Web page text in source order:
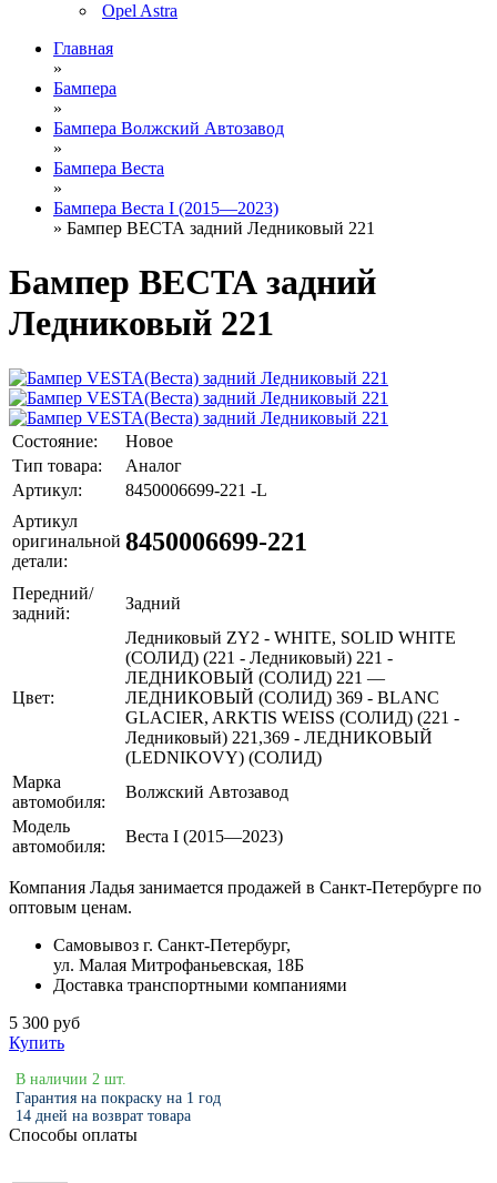
Opel Astra
Главная
»
Бампера
»
Бампера Волжский Автозавод
»
Бампера Веста
»
Бампера Веста I (2015—2023)
» Бампер ВЕСТА задний Ледниковый 221
Бампер ВЕСТА задний
Ледниковый 221
Состояние:
Новое
Тип товара:
Аналог
Артикул:
8450006699-221 -L
Артикул
оригинальной
детали:
8450006699-221
Передний/
задний:
Задний
Цвет:
Ледниковый ZY2 - WHITE, SOLID WHITE
(СОЛИД) (221 - Ледниковый) 221 -
ЛЕДНИКОВЫЙ (СОЛИД) 221 —
ЛЕДНИКОВЫЙ (СОЛИД) 369 - BLANC
GLACIER, ARKTIS WEISS (СОЛИД) (221 -
Ледниковый) 221,369 - ЛЕДНИКОВЫЙ
(LEDNIKOVY) (СОЛИД)
Марка
автомобиля:
Волжский Автозавод
Модель
автомобиля:
Веста I (2015—2023)
Компания Ладья занимается продажей в Санкт-Петербурге по
оптовым ценам.
Самовывоз г. Санкт-Петербург,
ул. Малая Митрофаньевская, 18Б
Доставка транспортными компаниями
5 300 руб
Купить
В наличии 2 шт.
Гарантия на покраску на 1 год
14 дней на возврат товара
Способы оплаты